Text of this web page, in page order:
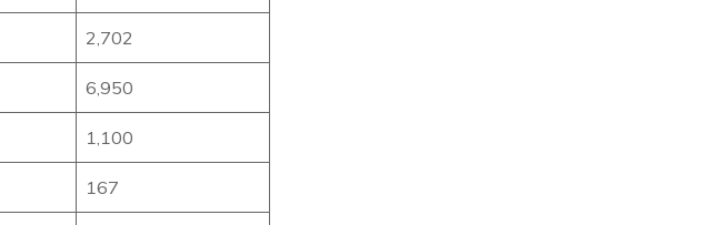
2,702
6,950
1,100
167